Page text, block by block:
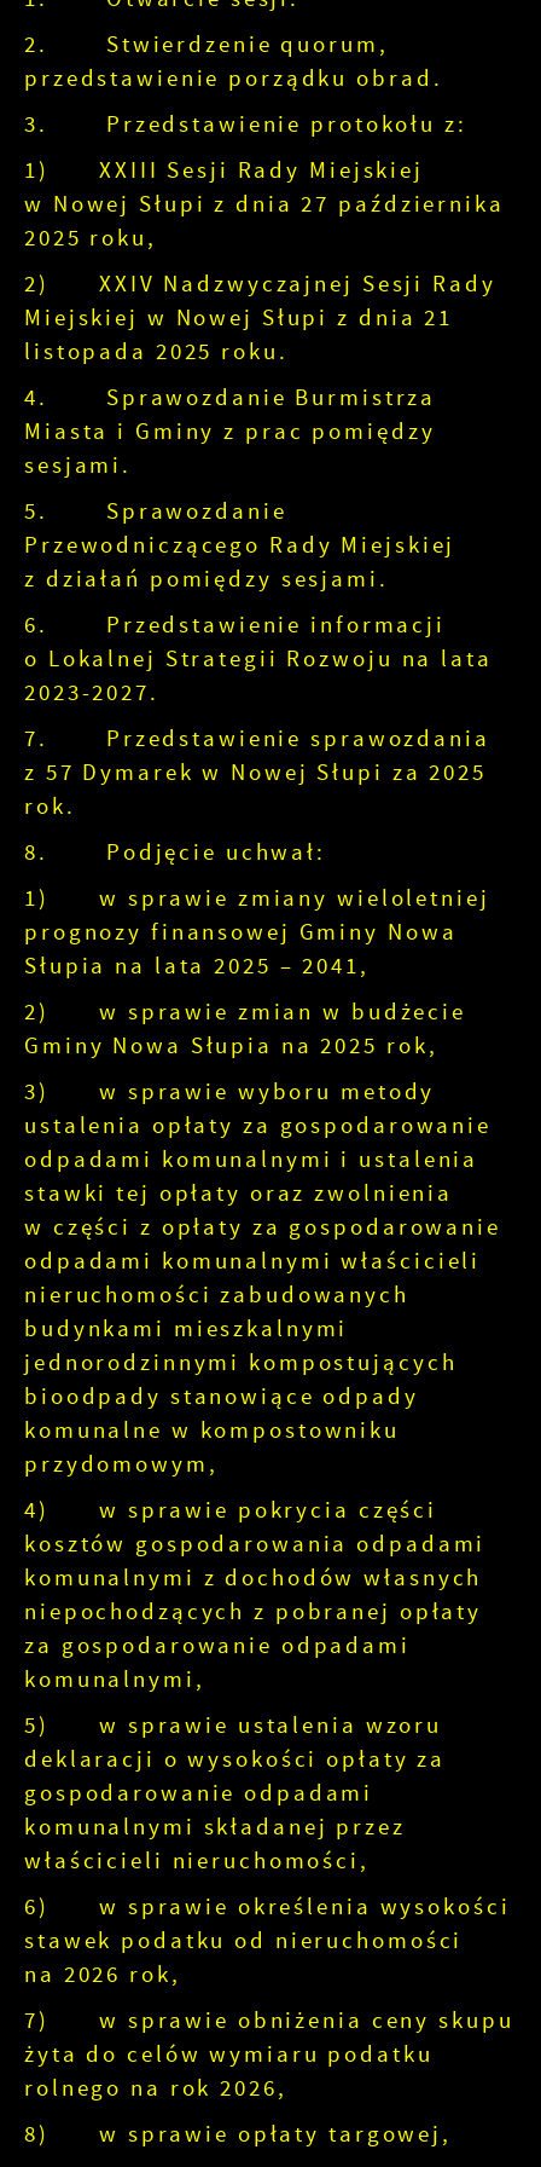
2. Stwierdzenie quorum,
przedstawienie porządku obrad.
3. Przedstawienie protokołu z:
1) XXIII Sesji Rady Miejskiej
w Nowej Słupi z dnia 27 października
2025 roku,
2) XXIV Nadzwyczajnej Sesji Rady
Miejskiej w Nowej Słupi z dnia 21
listopada 2025 roku.
4. Sprawozdanie Burmistrza
Miasta i Gminy z prac pomiędzy
sesjami.
5. Sprawozdanie
Przewodniczącego Rady Miejskiej
z działań pomiędzy sesjami.
6. Przedstawienie informacji
o Lokalnej Strategii Rozwoju na lata
2023-2027.
7. Przedstawienie sprawozdania
z 57 Dymarek w Nowej Słupi za 2025
rok.
8. Podjęcie uchwał:
1) w sprawie zmiany wieloletniej
prognozy finansowej Gminy Nowa
Słupia na lata 2025 – 2041,
2) w sprawie zmian w budżecie
Gminy Nowa Słupia na 2025 rok,
3) w sprawie wyboru metody
ustalenia opłaty za gospodarowanie
odpadami komunalnymi i ustalenia
stawki tej opłaty oraz zwolnienia
w części z opłaty za gospodarowanie
odpadami komunalnymi właścicieli
nieruchomości zabudowanych
budynkami mieszkalnymi
jednorodzinnymi kompostujących
bioodpady stanowiące odpady
komunalne w kompostowniku
przydomowym,
4) w sprawie pokrycia części
kosztów gospodarowania odpadami
komunalnymi z dochodów własnych
niepochodzących z pobranej opłaty
za gospodarowanie odpadami
komunalnymi,
5) w sprawie ustalenia wzoru
deklaracji o wysokości opłaty za
gospodarowanie odpadami
komunalnymi składanej przez
właścicieli nieruchomości,
6) w sprawie określenia wysokości
stawek podatku od nieruchomości
na 2026 rok,
7) w sprawie obniżenia ceny skupu
żyta do celów wymiaru podatku
rolnego na rok 2026,
8) w sprawie opłaty targowej,
informacje są przetwarzane w formie
zanonimizowanej. Wyrażenie zgody na
pliki cookies gwarantuje dostępność wszystkich
funkcjonalności.
najciekawsze informacje i aktualności na
naszych partnerów.
Promocyjne pliki cookies służą do
naszych komunikatów na podstawie analizy
upodobań oraz Twoich zwyczajów dotyczących
mogą pojawić się na stronach podmiotów
firm będących naszymi partnerami oraz innych
dostawców usług. Firmy te działają w
pośredników prezentujących nasze treści w
wiadomości, ofert, komunikatów mediów
społecznościowych.
Więcej